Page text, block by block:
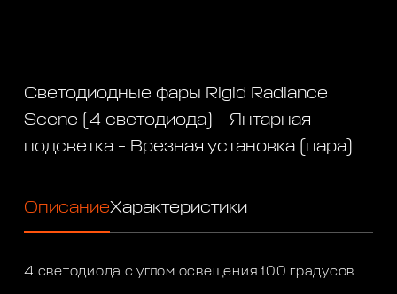
Светодиодные фары Rigid Radiance
Scene (4 светодиода) - Янтарная
подсветка - Врезная установка (пара)
ОписаниеХарактеристики
4 светодиода с углом освещения 100 градусов